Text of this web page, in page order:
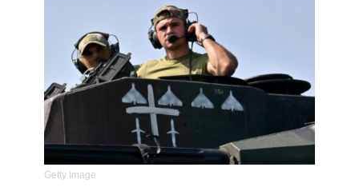
Getty Image